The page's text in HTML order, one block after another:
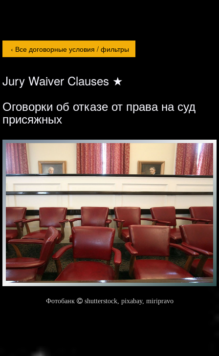
Jury Waiver Clauses ★
Оговорки об отказе от права на суд
присяжных